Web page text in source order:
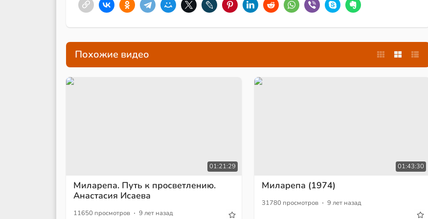
Похожие видео
01:21:29
Миларепа. Путь к просветлению.
Анастасия Исаева
11650 просмотров · 9 лет назад
01:43:30
Миларепа (1974)
31780 просмотров · 9 лет назад